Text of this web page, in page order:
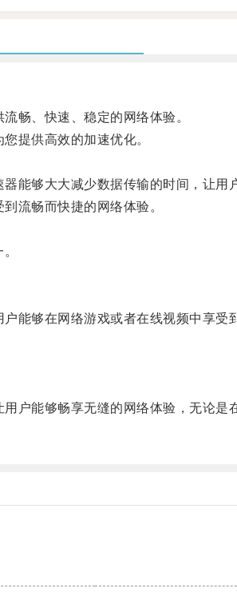
畅、快速、稳定的网络体验。
提供高效的加速优化。
够大大减少数据传输的时间，让用
流畅而快捷的网络体验。
够在网络游戏或者在线视频中享受
能够畅享无缝的网络体验，无论是